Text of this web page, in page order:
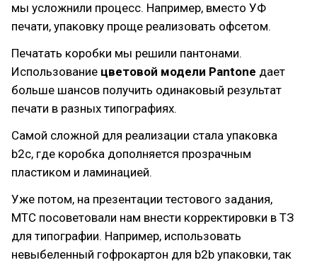
мы усложнили процесс. Например, вместо УФ
печати, упаковку проще реализовать офсетом.
Печатать коробки мы решили пантонами.
Использование цветовой модели Pantone дает
больше шансов получить одинаковый результат
печати в разных типографиях.
Самой сложной для реализации стала упаковка
b2c, где коробка дополняется прозрачным
пластиком и ламинацией.
Уже потом, на презентации тестового задания,
МТС посоветовали нам внести корректировки в ТЗ
для типографии. Например, использовать
невыбеленный гофрокартон для b2b упаковки, так